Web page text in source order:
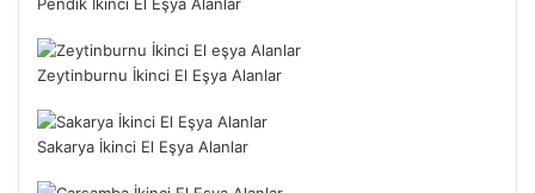
Zeytinburnu İkinci El Eşya Alanlar
Sakarya İkinci El Eşya Alanlar